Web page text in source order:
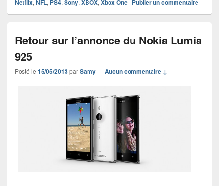
Netflix, NFL, PS4, Sony, XBOX, Xbox One | Publier un commentaire
Retour sur l’annonce du Nokia Lumia
925
Posté le 15/05/2013parSamy—Aucun commentaire ↓